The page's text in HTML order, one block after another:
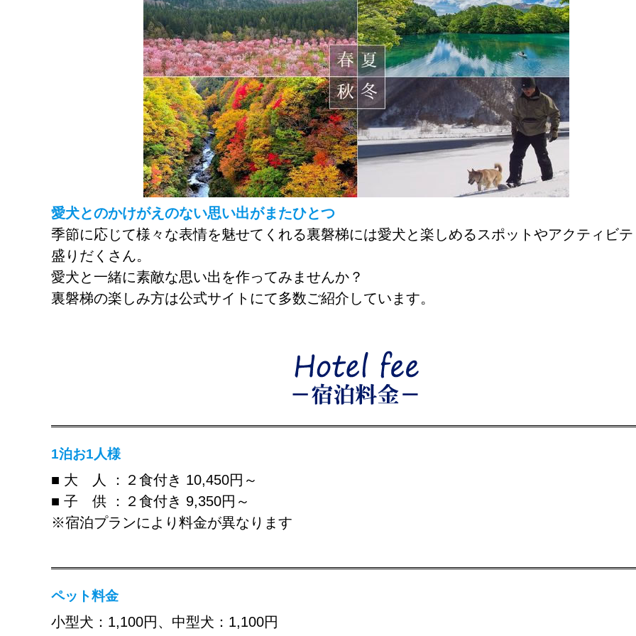
愛犬とのかけがえのない思い出がまたひとつ
季節に応じて様々な表情を魅せてくれる裏磐梯には愛犬と楽しめるスポットやアクティビ
盛りだくさん。
愛犬と一緒に素敵な思い出を作ってみませんか？
裏磐梯の楽しみ方は公式サイトにて多数ご紹介しています。
1泊お1人様
■ 大 人 ：２食付き 10,450円～
■ 子 供 ：２食付き 9,350円～
※宿泊プランにより料金が異なります
ペット料金
小型犬：1,100円、中型犬：1,100円